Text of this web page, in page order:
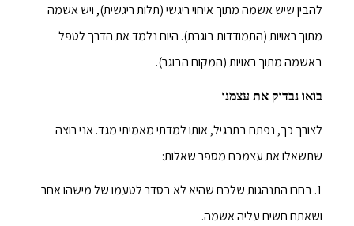
להבין שיש אשמה מתוך איחוי ריגשי (תלות ריגשית), ויש אשמה
מתוך ראויות (התמודדות בוגרת). היום נלמד את הדרך לטפל
באשמה מתוך ראויות (המקום הבוגר).
בואו נבדוק את עצמנו
לצורך כך, נפתח בתרגיל, אותו למדתי מאמיתי מגד. אני רוצה
שתשאלו את עצמכם מספר שאלות:
1. בחרו התנהגות שלכם שהיא לא בסדר לטעמו של מישהו אחר
ושאתם חשים עליה אשמה.